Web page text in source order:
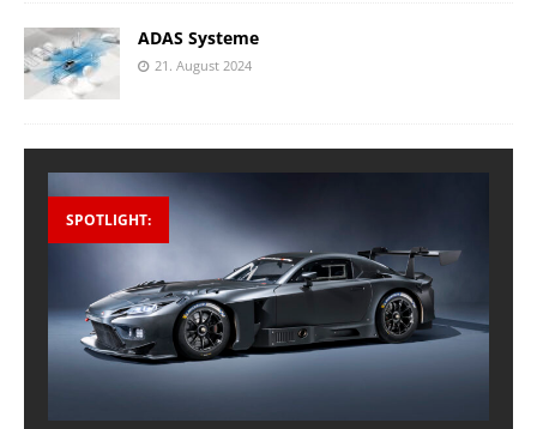
ADAS Systeme
21. August 2024
SPOTLIGHT: